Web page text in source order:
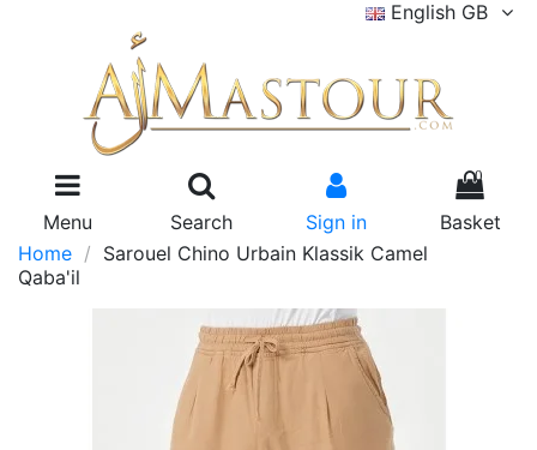
English GB
Menu Search Sign in
0
Basket
Home
Sarouel Chino Urbain Klassik Camel
Qaba'il